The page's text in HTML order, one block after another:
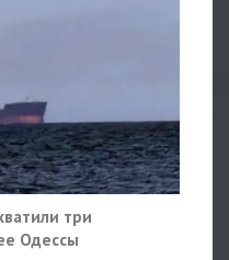
три
Одессы